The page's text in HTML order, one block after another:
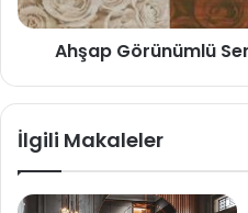
Ahşap Görünümlü
İlgili Makaleler